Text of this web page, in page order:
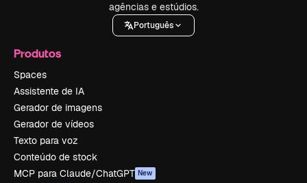
agências e estúdios.
Português
Produtos
Spaces
Assistente de IA
Gerador de imagens
Gerador de vídeos
Texto para voz
Conteúdo de stock
MCP para Claude/ChatGPT New